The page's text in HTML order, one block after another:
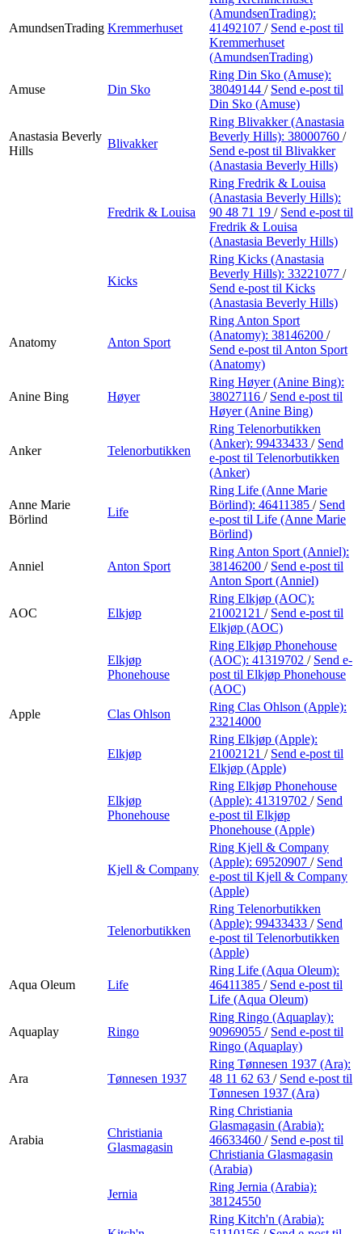
AmundsenTrading Kremmerhuset
(AmundsenTrading):
41492107 / Send e-post til
Kremmerhuset
(AmundsenTrading)
Amuse Din Sko
Ring Din Sko (Amuse):
38049144 / Send e-post til
Din Sko (Amuse)
Anastasia Beverly
Hills
Blivakker
Ring Blivakker (Anastasia
Beverly Hills): 38000760 /
Send e-post til Blivakker
(Anastasia Beverly Hills)
Fredrik & Louisa
Ring Fredrik & Louisa
(Anastasia Beverly Hills):
90 48 71 19 / Send e-post til
Fredrik & Louisa
(Anastasia Beverly Hills)
Kicks
Ring Kicks (Anastasia
Beverly Hills): 33221077 /
Send e-post til Kicks
(Anastasia Beverly Hills)
Anatomy Anton Sport
Ring Anton Sport
(Anatomy): 38146200 /
Send e-post til Anton Sport
(Anatomy)
Anine Bing Høyer
Ring Høyer (Anine Bing):
38027116 / Send e-post til
Høyer (Anine Bing)
Anker Telenorbutikken
Ring Telenorbutikken
(Anker): 99433433 / Send
e-post til Telenorbutikken
(Anker)
Anne Marie
Börlind
Life
Ring Life (Anne Marie
Börlind): 46411385 / Send
e-post til Life (Anne Marie
Börlind)
Anniel Anton Sport
Ring Anton Sport (Anniel):
38146200 / Send e-post til
Anton Sport (Anniel)
AOC Elkjøp
Ring Elkjøp (AOC):
21002121 / Send e-post til
Elkjøp (AOC)
Elkjøp
Phonehouse
Ring Elkjøp Phonehouse
(AOC): 41319702 / Send e-
post til Elkjøp Phonehouse
(AOC)
Apple
Clas Ohlson
Ring Clas Ohlson (Apple):
23214000
Elkjøp
Ring Elkjøp (Apple):
21002121 / Send e-post til
Elkjøp (Apple)
Elkjøp
Phonehouse
Ring Elkjøp Phonehouse
(Apple): 41319702 / Send
e-post til Elkjøp
Phonehouse (Apple)
Kjell & Company
Ring Kjell & Company
(Apple): 69520907 / Send
e-post til Kjell & Company
(Apple)
Telenorbutikken
Ring Telenorbutikken
(Apple): 99433433 / Send
e-post til Telenorbutikken
(Apple)
Aqua Oleum Life
Ring Life (Aqua Oleum):
46411385 / Send e-post til
Life (Aqua Oleum)
Aquaplay Ringo
Ring Ringo (Aquaplay):
90969055 / Send e-post til
Ringo (Aquaplay)
Ara Tønnesen 1937
Ring Tønnesen 1937 (Ara):
48 11 62 63 / Send e-post til
Tønnesen 1937 (Ara)
Arabia
Christiania
Glasmagasin
Ring Christiania
Glasmagasin (Arabia):
46633460 / Send e-post til
Christiania Glasmagasin
(Arabia)
Jernia
Ring Jernia (Arabia):
38124550
Ring Kitch'n (Arabia):